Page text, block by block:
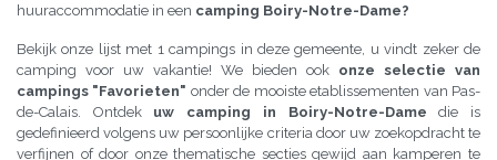
huuraccommodatie in een camping Boiry-Notre-Dame?
Bekijk onze lijst met 1 campings in deze gemeente, u vindt zeker de
camping voor uw vakantie! We bieden ook onze selectie van
campings "Favorieten" onder de mooiste etablissementen van Pas-
de-Calais. Ontdek uw camping in Boiry-Notre-Dame die is
gedefinieerd volgens uw persoonlijke criteria door uw zoekopdracht te
verfijnen of door onze thematische secties gewijd aan kamperen te